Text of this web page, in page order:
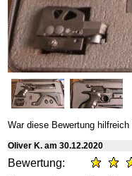
War diese Bewertung
Oliver K. am 30.12.2020
Bewertung: